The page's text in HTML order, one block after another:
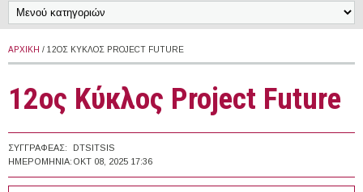
ΑΡΧΙΚΉ / 12OΣ ΚΎΚΛΟΣ PROJECT FUTURE
12oς Κύκλος Project Future
ΣΥΓΓΡΑΦΈΑΣ:
DTSITSIS
ΗΜΕΡΟΜΗΝΊΑ: ΟΚΤ 08, 2025 17:36